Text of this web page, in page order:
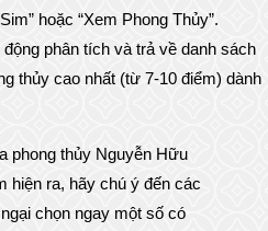
hoặc “Xem Phong Thủy”.
phân tích và trả về danh sách
thủy cao nhất (từ 7-10 điểm) dành
phong thủy Nguyễn Hữu
hiện ra, hãy chú ý đến các
chọn ngay một số có